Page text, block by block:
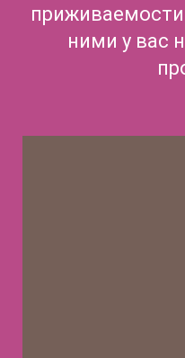
приживаемости
ними у вас